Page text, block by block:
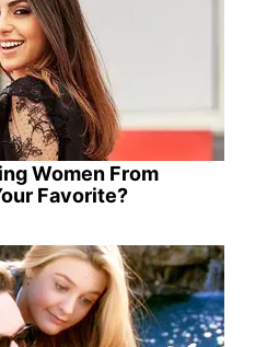
Women From
Favorite?